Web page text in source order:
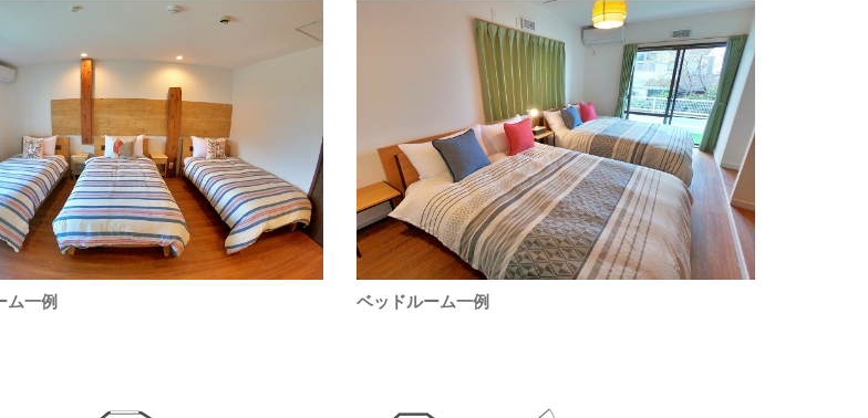
ム一例 ベッドルーム一例